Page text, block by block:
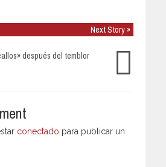
Next Story »
después del temblor
conectado para publicar un